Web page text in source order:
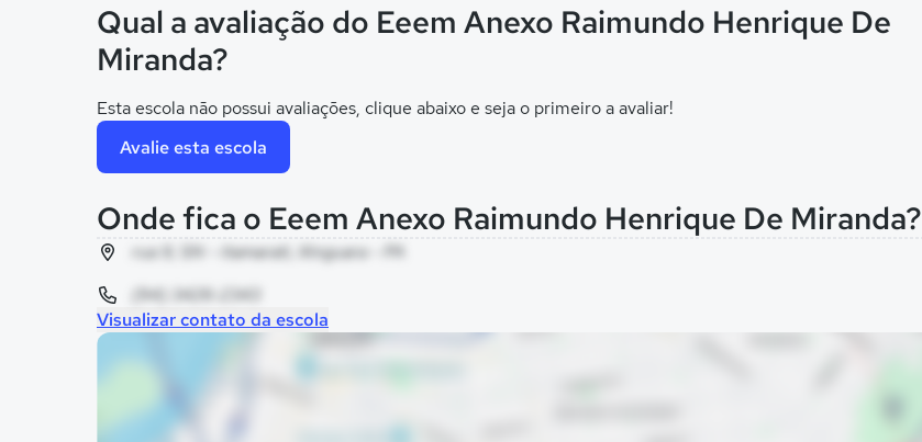
Qual a avaliação do Eeem Anexo Raimundo Henrique De
Miranda?
Esta escola não possui avaliações, clique abaixo e seja o primeiro a avaliar!
Avalie esta escola
Onde fica o Eeem Anexo Raimundo Henrique De Miranda?
rua 9, SN - itamarati, Xinguara - PA
(94) 3426-2343
Visualizar contato da escola